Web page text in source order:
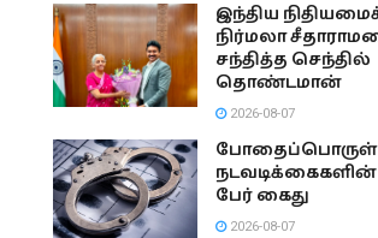
இந்திய
நிர்மலா
சந்தித்த செந்தில்
தொண்டமான்
2026-08-07
போதைப்பொருள்
நடவடிக்கைகளின்
பேர் கைது
2026-08-07